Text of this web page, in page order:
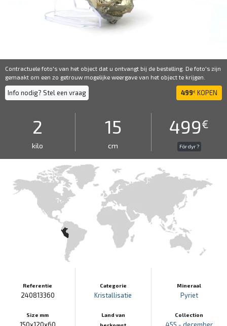
Contractuele foto's van het object dat u ontvangt bij de bestelling. De foto's zijn
gemaakt om een ​​zo getrouw mogelijke weergave van het object te krijgen.
Info nodig? Stel een vraag 499€ KOPEN
2
kilo
15
cm
499€
För dyr ?
Referentie
240813360
Size mm
Categorie
Kristallisatie
Land van
Mineraal
Pyriet
Collection